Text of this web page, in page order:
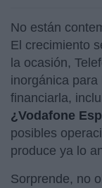
No están
El crecimiento
la ocasión,
inorgánica
financiarla,
¿Vodafone
posibles
produce ya lo
Sorprende, no